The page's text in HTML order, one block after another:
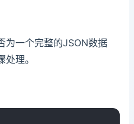
为一个完整的JSON数据
理。